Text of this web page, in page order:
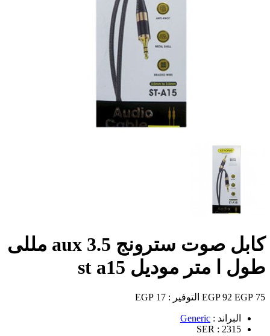
كابل صوت سترونج aux 3.5 مللى
طول ا متر موديل st a15
75 EGP
92 EGP التوفير : 17 EGP
البراند : Generic
SER : 2315